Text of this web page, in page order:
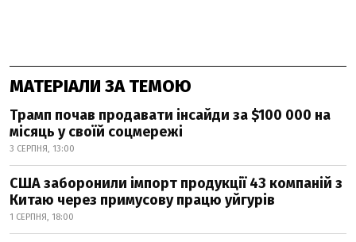
МАТЕРІАЛИ ЗА ТЕМОЮ
Трамп почав продавати інсайди за $100 000 на
місяць у своїй соцмережі
3 СЕРПНЯ, 13:00
США заборонили імпорт продукції 43 компаній з
Китаю через примусову працю уйгурів
1 СЕРПНЯ, 18:00